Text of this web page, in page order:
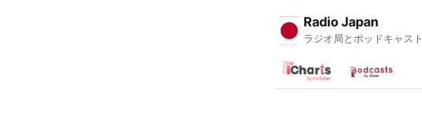
Radio Japan
ラジオ局とポッドキャスト